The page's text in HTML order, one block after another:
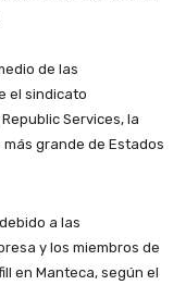
de las
el sindicato
Services, la
grande de Estados
a las
y los miembros de
en Manteca, según el